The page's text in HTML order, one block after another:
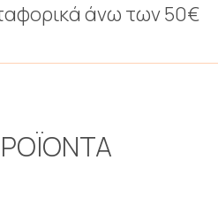
άνω των 50€